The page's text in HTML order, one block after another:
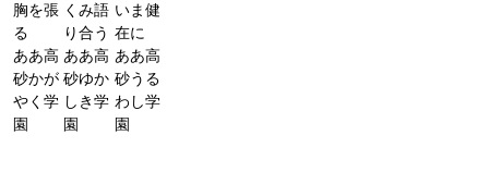
胸を張
る
ああ高
砂かが
やく学
園
くみ語
り合う
ああ高
砂ゆか
しき学
園
いま健
在に
ああ高
砂うる
わし学
園